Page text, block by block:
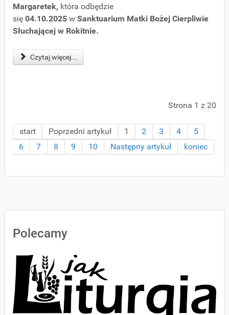
Margaretek, która odbędzie
się 04.10.2025 w Sanktuarium Matki Bożej Cierpliwie
Słuchającej w Rokitnie.
Czytaj więcej...
Strona 1 z 20
start Poprzedni artykuł 1 2 3 4
5
6
7 8 9 10 Następny artykuł koniec
Polecamy